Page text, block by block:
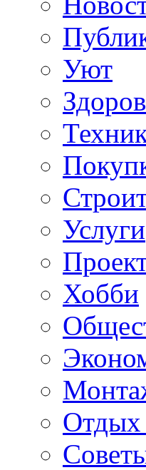
Уют
Услуги
Хобби
Отдых